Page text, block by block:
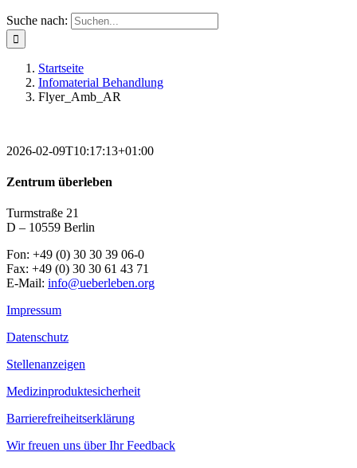
Suche nach:
Startseite
Infomaterial Behandlung
Flyer_Amb_AR
2026-02-09T10:17:13+01:00
Zentrum überleben
Turmstraße 21
D – 10559 Berlin
Fon: +49 (0) 30 30 39 06-0
Fax: +49 (0) 30 30 61 43 71
E-Mail: info@ueberleben.org
Impressum
Datenschutz
Stellenanzeigen
Medizinproduktesicherheit
Barrierefreiheitserklärung
Wir freuen uns über Ihr Feedback